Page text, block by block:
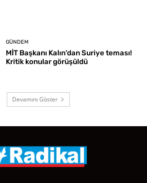
GÜNDEM
MİT Başkanı Kalın’dan Suriye teması!
Kritik konular görüşüldü
Devamını Göster